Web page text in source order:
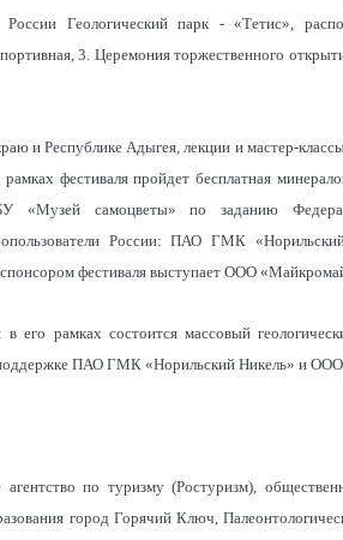
Геологический парк - «Тетис»,
3. Церемония торжественного
и Республике Адыгея, лекции и мастер-
фестиваля пройдет бесплатная
«Музей самоцветы» по заданию
России: ПАО ГМК
фестиваля выступает ООО
его рамках состоится массовый
ПАО ГМК «Норильский Никель» и
по туризму (Ростуризм),
город Горячий Ключ,